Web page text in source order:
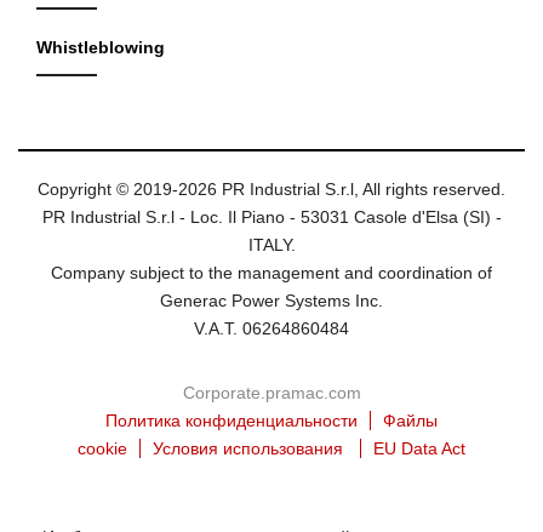
Whistleblowing
Copyright © 2019-2026 PR Industrial S.r.l, All rights reserved.
PR Industrial S.r.l - Loc. Il Piano - 53031 Casole d'Elsa (SI) -
ITALY.
Company subject to the management and coordination of
Generac Power Systems Inc.
V.A.T. 06264860484
Corporate.pramac.com
Политика конфиденциальности
Файлы
cookie
Условия использования EU Data Act